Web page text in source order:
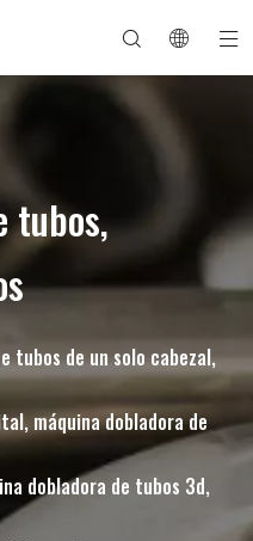
tubos,
tubos de un solo cabezal,
máquina dobladora de
dobladora de tubos 3d,